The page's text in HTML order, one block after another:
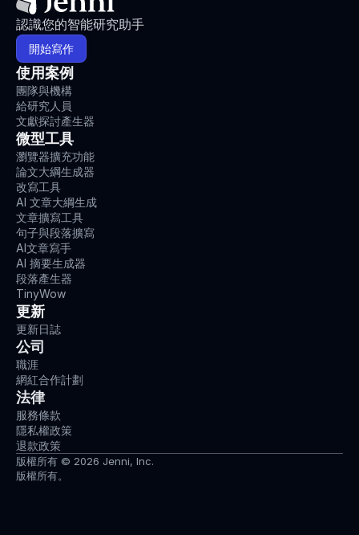
認識您的智能研究助手
開始寫作
使用案例
團隊與機構
給研究人員
文獻探討產生器
微型工具
瀏覽器擴充功能
論文大綱生成器
改寫工具
AI 文章大綱生成
文章擴寫工具
句子與段落擴寫
AI文章寫手
AI 摘要生成器
段落產生器
TinyWow
更新
更新日誌
公司
職涯
網紅合作計劃
法律
服務條款
隱私權政策
退款政策
版權所有 © 2026 Jenni, Inc.
版權所有。